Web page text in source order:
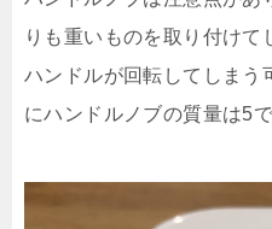
りも重いものを取り付けて
ハンドルが回転してしまう
にハンドルノブの質量は5